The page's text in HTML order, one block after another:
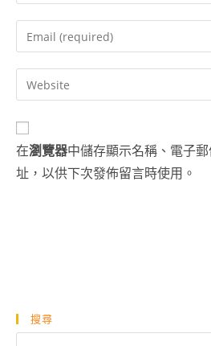
name
comment
Enter
your
email
address
comment
Enter
your
website
URL
(optional)
在瀏覽器中儲存顯示名稱、電子
址，以供下次發佈留言時使用。
搜尋